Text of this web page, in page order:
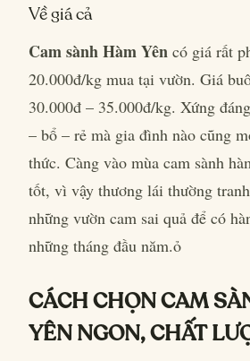
Về giá cả
Cam sành Hàm Yên có giá rất
20.000đ/kg mua tại vườn. Giá
30.000đ – 35.000đ/kg. Xứng
– bổ – rẻ mà gia đình nào cũng
thức. Càng vào mùa cam sành
tốt, vì vậy thương lái thường
những vườn cam sai quả để có
những tháng đầu năm.ỏ
CÁCH CHỌN CAM
YÊN NGON, CHẤT